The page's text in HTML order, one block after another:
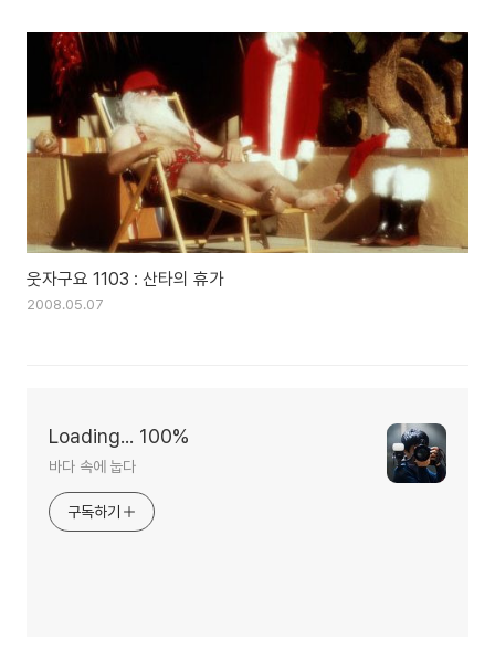
웃자구요 1103 : 산타의 휴가
2008.05.07
Loading... 100%
바다 속에 눕다
구독하기